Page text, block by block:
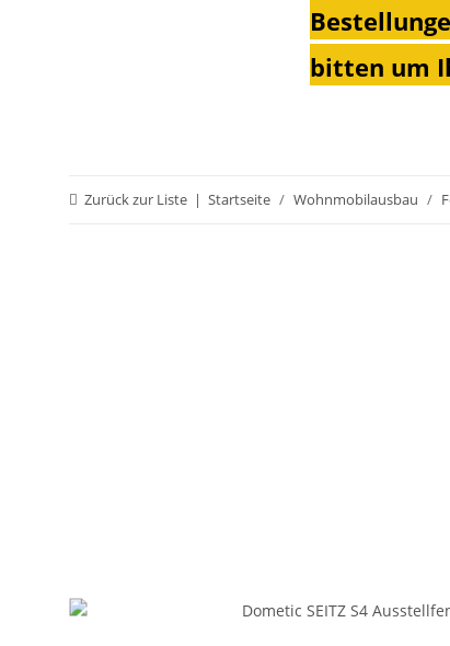
bitten um
Zurück zur Liste Startseite Wohnmobilausbau